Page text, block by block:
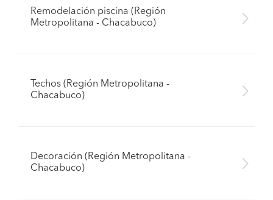
Remodelación piscina (Región
Metropolitana - Chacabuco)
Techos (Región Metropolitana -
Chacabuco)
Decoración (Región Metropolitana -
Chacabuco)